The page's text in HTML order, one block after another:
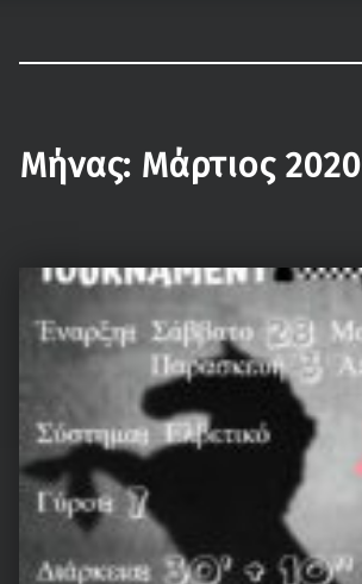
Κάνε τη σωστή κίνηση…
Μήνας: Μάρτιος 2020